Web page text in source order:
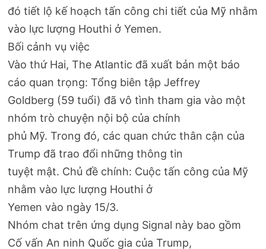
đó tiết lộ kế hoạch tấn công chi tiết của Mỹ nhằm
vào lực lượng Houthi ở Yemen.
Bối cảnh vụ việc
Vào thứ Hai, The Atlantic đã xuất bản một báo
cáo quan trọng: Tổng biên tập Jeffrey
Goldberg (59 tuổi) đã vô tình tham gia vào một
nhóm trò chuyện nội bộ của chính
phủ Mỹ. Trong đó, các quan chức thân cận của
Trump đã trao đổi những thông tin
tuyệt mật. Chủ đề chính: Cuộc tấn công của Mỹ
nhằm vào lực lượng Houthi ở
Yemen vào ngày 15/3.
Nhóm chat trên ứng dụng Signal này bao gồm
Cố vấn An ninh Quốc gia của Trump,